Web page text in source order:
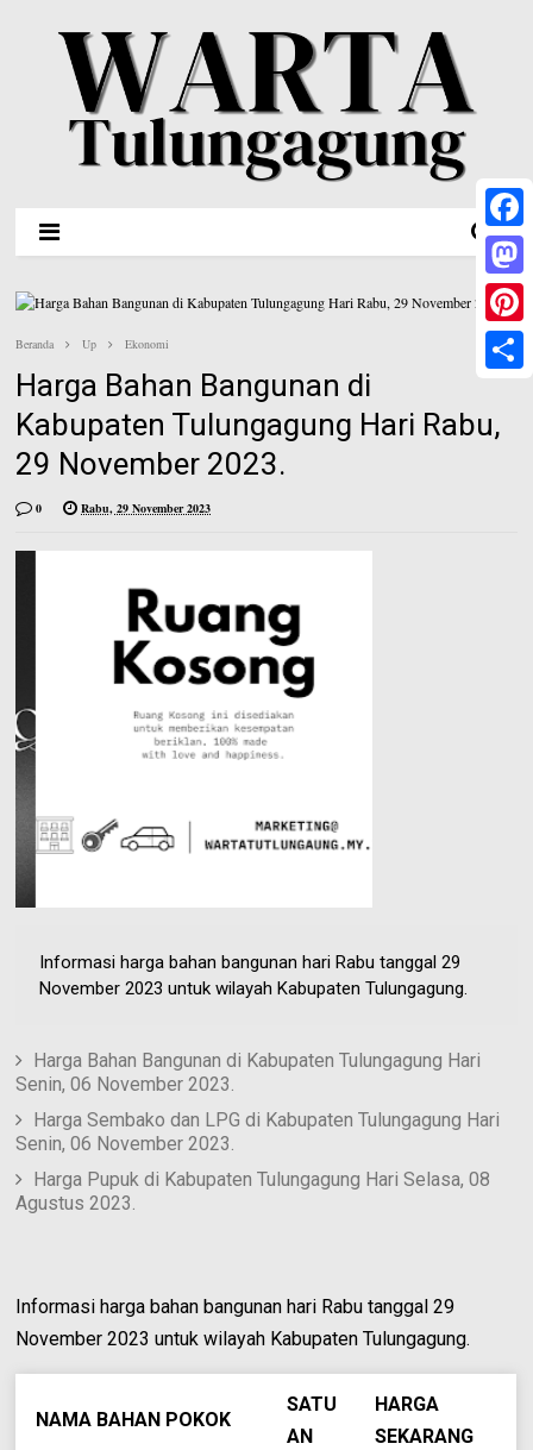
Beranda Up Ekonomi
Harga Bahan Bangunan di
Kabupaten Tulungagung Hari Rabu,
29 November 2023.
0 Rabu, 29 November 2023
Informasi harga bahan bangunan hari Rabu tanggal 29
November 2023 untuk wilayah Kabupaten Tulungagung.
Harga Bahan Bangunan di Kabupaten Tulungagung Hari
Senin, 06 November 2023.
Harga Sembako dan LPG di Kabupaten Tulungagung Hari
Senin, 06 November 2023.
Harga Pupuk di Kabupaten Tulungagung Hari Selasa, 08
Agustus 2023.
Informasi harga bahan bangunan hari Rabu tanggal 29
November 2023 untuk wilayah Kabupaten Tulungagung.
NAMA BAHAN POKOK
SATU
AN
HARGA
SEKARANG
F
a
c
o
M
a
s
P
n
h